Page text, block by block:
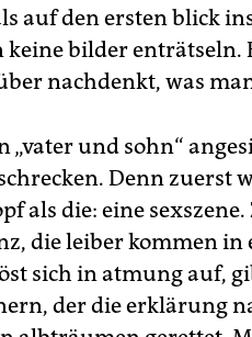
auf den ersten blick
keine bilder enträtseln.
nachdenkt, was
„vater und sohn“
Denn zuerst
als die: eine
die leiber kommen
sich in atmung auf,
der die erklärung